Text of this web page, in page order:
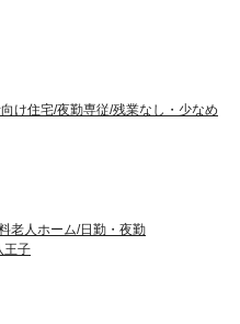
け住宅/夜勤専従/残業なし・少なめ
老人ホーム/日勤・夜勤
王子